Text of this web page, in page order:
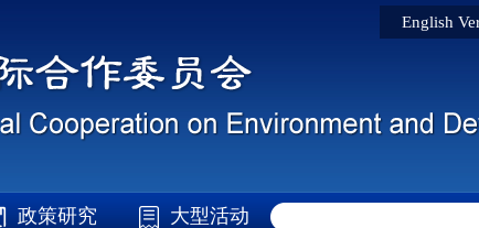
English
政策研究 大型活动